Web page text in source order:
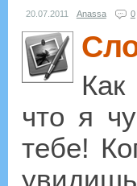
20.07.2011 Anassa 0
что я
тебе!